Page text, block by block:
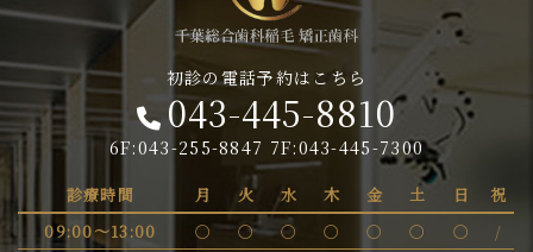
初診の電話予約はこちら
043-445-8810
6F:043-255-8847 7F:043-445-7300
診療時間 月 火 水 木 金 土 日
祝
09:00～13:00
〇 〇 〇 〇 〇 〇 〇 /